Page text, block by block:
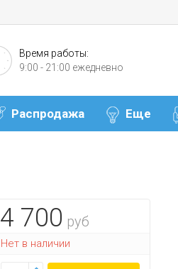
Время работы:
9:00 - 21:00 ежедневно
Распродажа Еще
4 700 руб
Нет в наличии